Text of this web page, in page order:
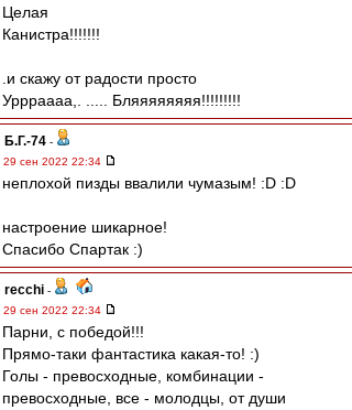
Целая
Канистра!!!!!!!
.и скажу от радости просто
Уррраааа,. ..... Бляяяяяяяя!!!!!!!!!
Б.Г.-74 -
29 сен 2022 22:34
неплохой пизды ввалили чумазым! :D :D
настроение шикарное!
Спасибо Спартак :)
recchi -
29 сен 2022 22:34
Парни, с победой!!!
Прямо-таки фантастика какая-то! :)
Голы - превосходные, комбинации -
превосходные, все - молодцы, от души